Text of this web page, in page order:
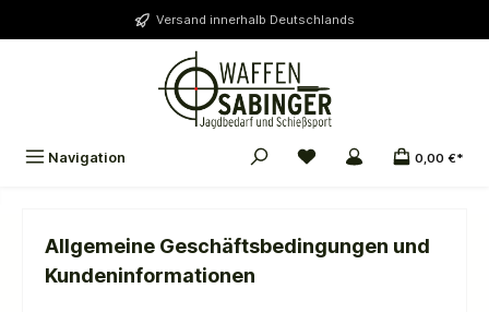
Versand innerhalb Deutschlands
Navigation 0,00 €*
Allgemeine Geschäftsbedingungen und
Kundeninformationen